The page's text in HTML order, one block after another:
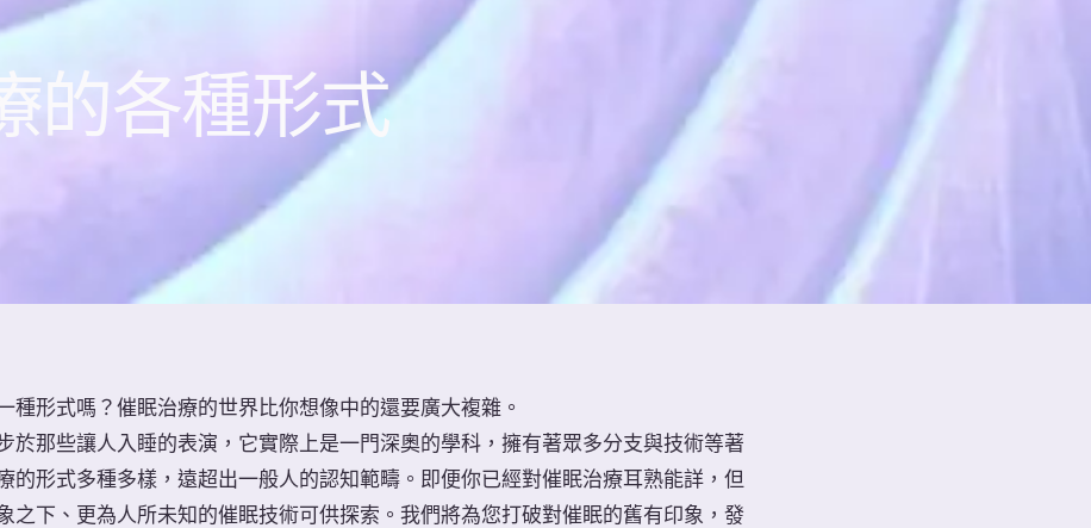
的各種形式
種形式嗎？催眠治療的世界比你想像中的還要廣大複雜。
於那些讓人入睡的表演，它實際上是一門深奧的學科，擁有著眾多分支與技術等著
的形式多種多樣，遠超出一般人的認知範疇。即便你已經對催眠治療耳熟能詳，但
之下、更為人所未知的催眠技術可供探索。我們將為您打破對催眠的舊有印象，發